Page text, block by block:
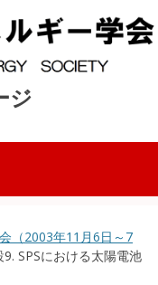
ジ
（2003年11月6日～7
9. SPSにおける太陽電池